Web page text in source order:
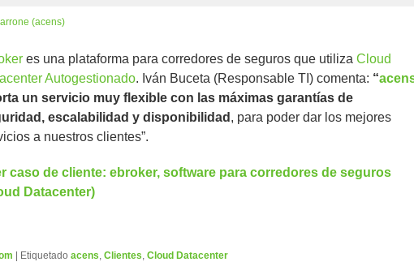
(acens)
es una plataforma para corredores de seguros que utiliza Cloud
Autogestionado. Iván Buceta (Responsable TI) comenta: “
un servicio muy flexible con las máximas garantías de
escalabilidad y disponibilidad , para poder dar los mejores
a nuestros clientes”.
caso de cliente: ebroker, software para corredores de seguros
Datacenter)
| Etiquetado acens Clientes Cloud Datacenter